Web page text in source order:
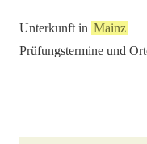
Unterkunft in Mainz
Prüfungstermine und